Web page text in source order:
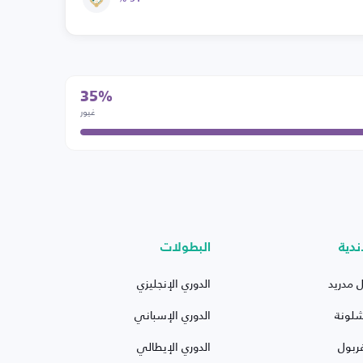
35%
غيور
مدريد
البطولات
الدوري الإنجليزي
الدوري الإسباني
الدوري الإيطالي